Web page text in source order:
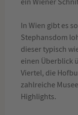
ein Wiener
In Wien gibt es
Stephansdom
dieser typisch
einen Überblick
Viertel, die
zahlreiche
Highlights.